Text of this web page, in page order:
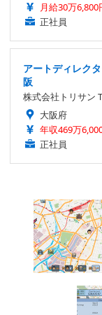
月給30万
正社員
アートディレク
阪
株式会社トリサン
大阪府
年収469万
正社員